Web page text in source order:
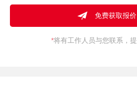
*将有工作人员与您联系，